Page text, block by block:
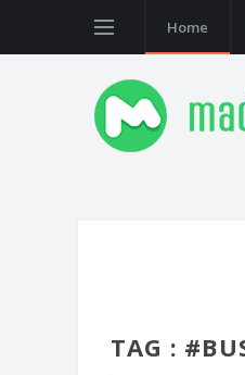
Home
TAG :